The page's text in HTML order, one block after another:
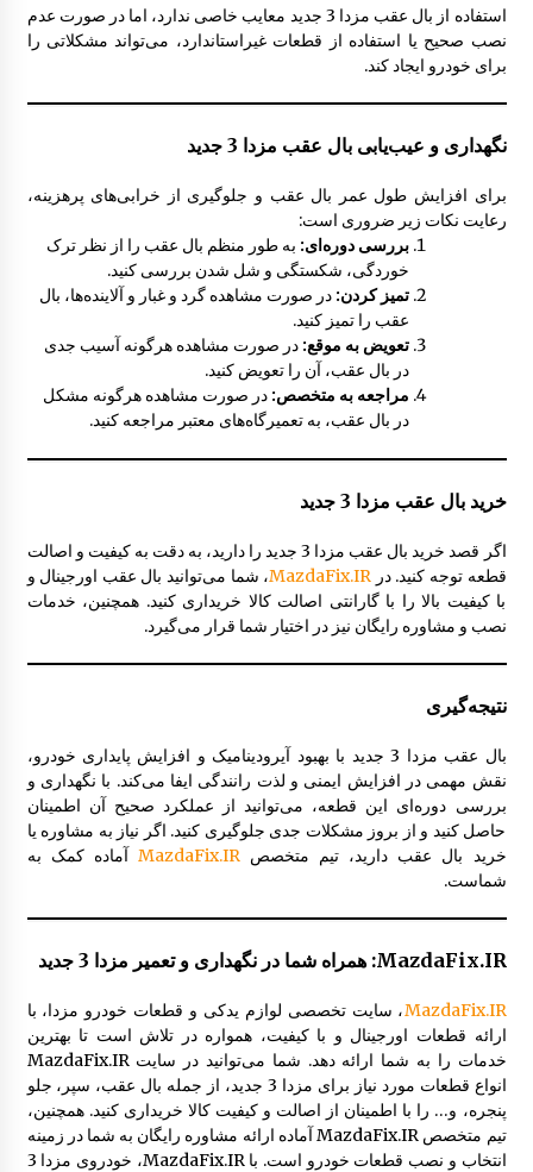
استفاده از بال عقب مزدا 3 جدید معایب خاصی ندارد، اما در صورت عدم
نصب صحیح یا استفاده از قطعات غیراستاندارد، می‌تواند مشکلاتی را
برای خودرو ایجاد کند.
نگهداری و عیب‌یابی بال عقب مزدا 3 جدید
برای افزایش طول عمر بال عقب و جلوگیری از خرابی‌های پرهزینه،
رعایت نکات زیر ضروری است:
بررسی دوره‌ای: به طور منظم بال عقب را از نظر ترک
خوردگی، شکستگی و شل شدن بررسی کنید.
تمیز کردن: در صورت مشاهده گرد و غبار و آلاینده‌ها، بال
عقب را تمیز کنید.
تعویض به موقع: در صورت مشاهده هرگونه آسیب جدی
در بال عقب، آن را تعویض کنید.
مراجعه به متخصص: در صورت مشاهده هرگونه مشکل
در بال عقب، به تعمیرگاه‌های معتبر مراجعه کنید.
خرید بال عقب مزدا 3 جدید
اگر قصد خرید بال عقب مزدا 3 جدید را دارید، به دقت به کیفیت و اصالت
قطعه توجه کنید. در MazdaFix.IR، شما می‌توانید بال عقب اورجینال و
با کیفیت بالا را با گارانتی اصالت کالا خریداری کنید. همچنین، خدمات
نصب و مشاوره رایگان نیز در اختیار شما قرار می‌گیرد.
نتیجه‌گیری
بال عقب مزدا 3 جدید با بهبود آیرودینامیک و افزایش پایداری خودرو،
نقش مهمی در افزایش ایمنی و لذت رانندگی ایفا می‌کند. با نگهداری و
بررسی دوره‌ای این قطعه، می‌توانید از عملکرد صحیح آن اطمینان
حاصل کنید و از بروز مشکلات جدی جلوگیری کنید. اگر نیاز به مشاوره یا
خرید بال عقب دارید، تیم متخصصMazdaFix.IR آماده کمک به
شماست.
MazdaFix.IR: همراه شما در نگهداری و تعمیر مزدا 3 جدید
MazdaFix.IR، سایت تخصصی لوازم یدکی و قطعات خودرو مزدا، با
ارائه قطعات اورجینال و با کیفیت، همواره در تلاش است تا بهترین
خدمات را به شما ارائه دهد. شما می‌توانید در سایت MazdaFix.IR
انواع قطعات مورد نیاز برای مزدا 3 جدید، از جمله بال عقب، سپر، جلو
پنجره، و… را با اطمینان از اصالت و کیفیت کالا خریداری کنید. همچنین،
تیم متخصص MazdaFix.IR آماده ارائه مشاوره رایگان به شما در زمینه
انتخاب و نصب قطعات خودرو است. با MazdaFix.IR، خودروی مزدا 3